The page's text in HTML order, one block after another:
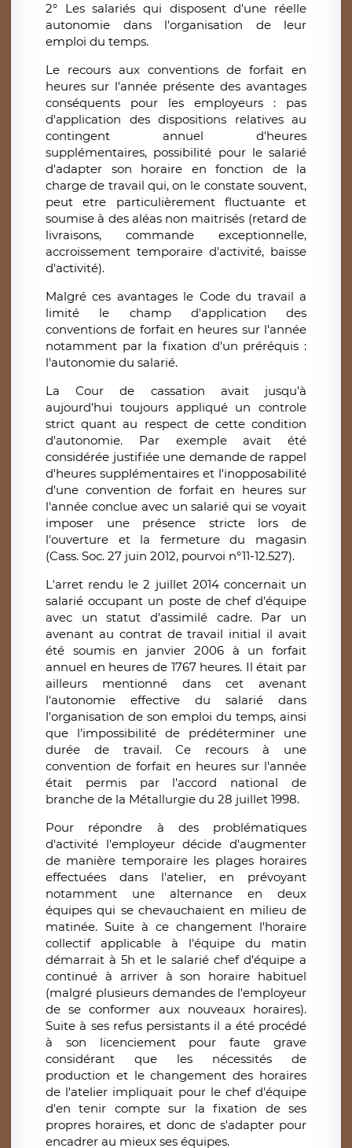
2° Les salariés qui disposent d'une réelle
autonomie dans l'organisation de leur
emploi du temps.
Le recours aux conventions de forfait en
heures sur l'année présente des avantages
conséquents pour les employeurs : pas
d'application des dispositions relatives au
contingent annuel d'heures
supplémentaires, possibilité pour le salarié
d'adapter son horaire en fonction de la
charge de travail qui, on le constate souvent,
peut etre particulièrement fluctuante et
soumise à des aléas non maitrisés (retard de
livraisons, commande exceptionnelle,
accroissement temporaire d'activité, baisse
d'activité).
Malgré ces avantages le Code du travail a
limité le champ d'application des
conventions de forfait en heures sur l'année
notamment par la fixation d'un préréquis :
l'autonomie du salarié.
La Cour de cassation avait jusqu'à
aujourd'hui toujours appliqué un controle
strict quant au respect de cette condition
d'autonomie. Par exemple avait été
considérée justifiée une demande de rappel
d'heures supplémentaires et l'inopposabilité
d'une convention de forfait en heures sur
l'année conclue avec un salarié qui se voyait
imposer une présence stricte lors de
l'ouverture et la fermeture du magasin
(Cass. Soc. 27 juin 2012, pourvoi n°11-12.527).
L'arret rendu le 2 juillet 2014 concernait un
salarié occupant un poste de chef d'équipe
avec un statut d'assimilé cadre. Par un
avenant au contrat de travail initial il avait
été soumis en janvier 2006 à un forfait
annuel en heures de 1767 heures. Il était par
ailleurs mentionné dans cet avenant
l'autonomie effective du salarié dans
l'organisation de son emploi du temps, ainsi
que l'impossibilité de prédéterminer une
durée de travail. Ce recours à une
convention de forfait en heures sur l'année
était permis par l'accord national de
branche de la Métallurgie du 28 juillet 1998.
Pour répondre à des problématiques
d'activité l'employeur décide d'augmenter
de manière temporaire les plages horaires
effectuées dans l'atelier, en prévoyant
notamment une alternance en deux
équipes qui se chevauchaient en milieu de
matinée. Suite à ce changement l'horaire
collectif applicable à l'équipe du matin
démarrait à 5h et le salarié chef d'équipe a
continué à arriver à son horaire habituel
(malgré plusieurs demandes de l'employeur
de se conformer aux nouveaux horaires).
Suite à ses refus persistants il a été procédé
à son licenciement pour faute grave
considérant que les nécessités de
production et le changement des horaires
de l'atelier impliquait pour le chef d'équipe
d'en tenir compte sur la fixation de ses
propres horaires, et donc de s'adapter pour
encadrer au mieux ses équipes.